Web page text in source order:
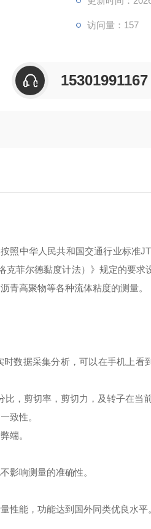
访问量：157
15301991167
照中华人民共和国交通行业标准
洛克菲尔德黏度计法）》规定的要
青高聚物等各种流体粘度的测量。
数据采集分析，可以在手机上看
，剪切率，剪切力，及转子在当
致性。
端。
影响测量的准确性。
性能，功能达到国外同类优良水平